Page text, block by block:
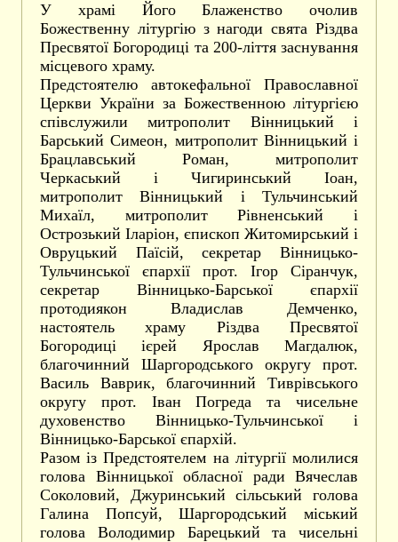
У храмі Його Блаженство очолив
Божественну літургію з нагоди свята Різдва
Пресвятої Богородиці та 200-ліття заснування
місцевого храму.
Предстоятелю автокефальної Православної
Церкви України за Божественною літургією
співслужили митрополит Вінницький і
Барський Симеон, митрополит Вінницький і
Брацлавський Роман, митрополит
Черкаський і Чигиринський Іоан,
митрополит Вінницький і Тульчинський
Михаїл, митрополит Рівненський і
Острозький Іларіон, єпископ Житомирський і
Овруцький Паїсій, секретар Вінницько-
Тульчинської єпархії прот. Ігор Сіранчук,
секретар Вінницько-Барської єпархії
протодиякон Владислав Демченко,
настоятель храму Різдва Пресвятої
Богородиці ієрей Ярослав Магдалюк,
благочинний Шаргородського округу прот.
Василь Ваврик, благочинний Тиврівського
округу прот. Іван Погреда та чисельне
духовенство Вінницько-Тульчинської і
Вінницько-Барської єпархій.
Разом із Предстоятелем на літургії молилися
голова Вінницької обласної ради Вячеслав
Соколовий, Джуринський сільський голова
Галина Попсуй, Шаргородський міський
голова Володимир Барецький та чисельні